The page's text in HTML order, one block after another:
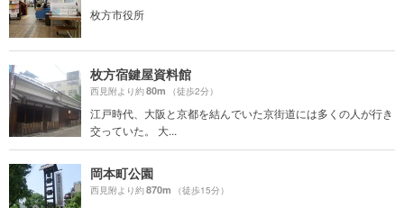
枚方市役所
枚方宿鍵屋資料館
西見附より約80m （徒歩2分）
江戸時代、大阪と京都を結んでいた京街道には多くの人が行き
交っていた。 大...
岡本町公園
西見附より約870m （徒歩15分）